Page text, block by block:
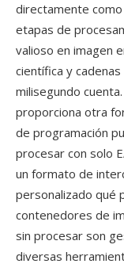
directamente
etapas de
valioso en imagen
científica y cadenas
milisegundo
proporciona otra
de programación
procesar con solo
un formato de
personalizado qué
contenedores de
sin procesar son
diversas